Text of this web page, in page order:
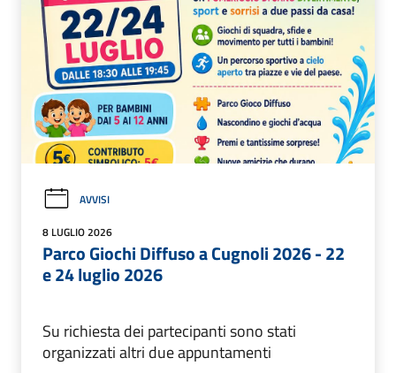
AVVISI
8 LUGLIO 2026
Parco Giochi Diffuso a Cugnoli 2026 - 22
e 24 luglio 2026
Su richiesta dei partecipanti sono stati
organizzati altri due appuntamenti